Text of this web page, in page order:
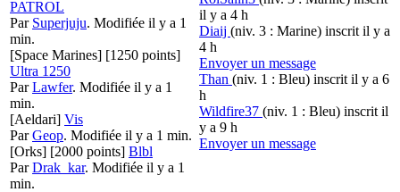
PATROL
Par Superjuju. Modifiée il y a 1
min.
[Space Marines] [1250 points]
Ultra 1250
ParLawfer. Modifiée il y a 1
min.
[Aeldari] Vis
ParGeop. Modifiée il y a 1 min.
[Orks] [2000 points] Blbl
ParDrak_kar. Modifiée il y a 1
min.
il y a 4 h
Diaij (niv. 3 : Marine) inscrit il y a
4 h
Envoyer un message
Than (niv. 1 : Bleu) inscrit il y a 6
h
Wildfire37 (niv. 1 : Bleu) inscrit il
y a 9 h
Envoyer un message